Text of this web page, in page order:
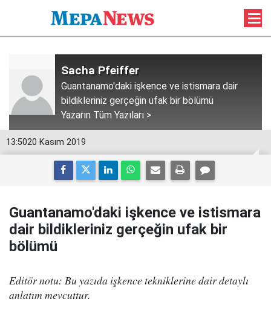
Sacha Pfeiffer
Guantanamo'daki işkence ve istismara dair
bildikleriniz gerçeğin ufak bir bölümü
Yazarın Tüm Yazıları >
13:5020 Kasım 2019
Guantanamo'daki işkence ve istismara
dair bildikleriniz gerçeğin ufak bir
bölümü
Editör notu: Bu yazıda işkence tekniklerine dair detaylı
anlatım mevcuttur.